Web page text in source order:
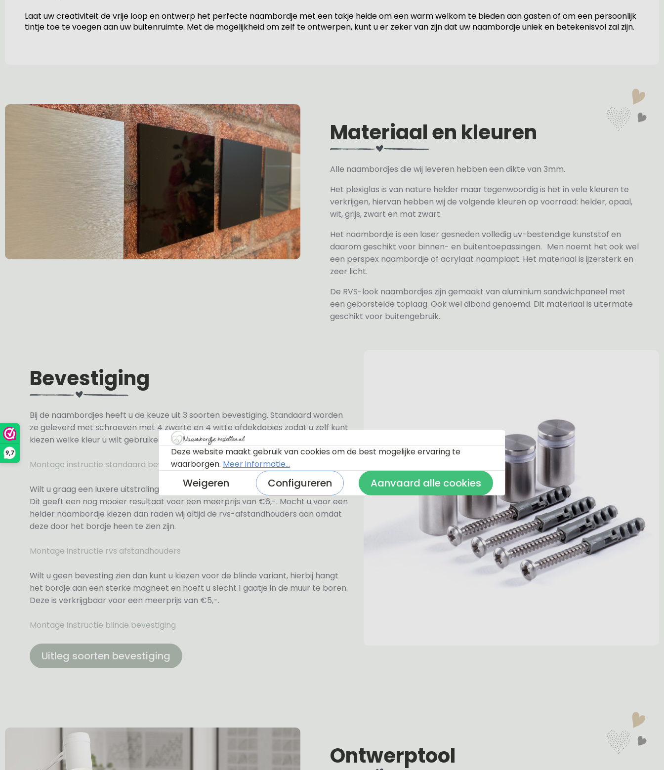
9,7
Laat uw creativiteit de vrije loop en ontwerp het perfecte naambordje met een takje heide om een warm welkom te bieden aan gasten of om een persoonlijk
tintje toe te voegen aan uw buitenruimte. Met de mogelijkheid om zelf te ontwerpen, kunt u er zeker van zijn dat uw naambordje uniek en betekenisvol zal zijn.
Materiaal en kleuren
Alle naambordjes die wij leveren hebben een dikte van 3mm.
Het plexiglas is van nature helder maar tegenwoordig is het in vele kleuren te
verkrijgen, hiervan hebben wij de volgende kleuren op voorraad: helder, opaal,
wit, grijs, zwart en mat zwart.
Het naambordje is een laser gesneden volledig uv-bestendige kunststof en
daarom geschikt voor binnen- en buitentoepassingen. Men noemt het ook wel
een perspex naambordje of acrylaat naamplaat. Het materiaal is ijzersterk en
zeer licht.
De RVS-look naambordjes zijn gemaakt van aluminium sandwichpaneel met
een geborstelde toplaag. Ook wel dibond genoemd. Dit materiaal is uitermate
geschikt voor buitengebruik.
Bevestiging
Bij de naambordjes heeft u de keuze uit 3 soorten bevestiging. Standaard worden
ze geleverd met schroeven met 4 zwarte en 4 witte afdekdopjes zodat u zelf kunt
kiezen welke kleur u wilt gebruiken.
Montage instructie standaard bevestiging
Wilt u graag een luxere uitstraling dan kunt u kiezen voor de rvs-afstandhouders.
Dit geeft een nog mooier resultaat voor een meerprijs van €6,-. Mocht u voor een
helder naambordje kiezen dan raden wij altijd de rvs-afstandhouders aan omdat
deze door het bordje heen te zien zijn.
Montage instructie rvs afstandhouders
Wilt u geen bevesting zien dan kunt u kiezen voor de blinde variant, hierbij hangt
het bordje aan een sterke magneet en hoeft u slecht 1 gaatje in de muur te boren.
Deze is verkrijgbaar voor een meerprijs van €5,-.
Montage instructie blinde bevestiging
Uitleg soorten bevestiging
Ontwerptool
Deze website maakt gebruik van cookies om de best mogelijke ervaring te
waarborgen. Meer informatie...
Weigeren Configureren Aanvaard alle cookies